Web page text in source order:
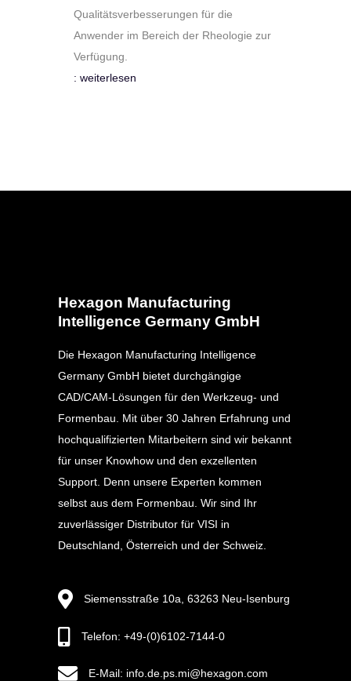
Qualitätsverbesserungen für die
Anwender im Bereich der Rheologie zur
Verfügung.
: weiterlesen
Hexagon Manufacturing
Intelligence Germany GmbH
Die Hexagon Manufacturing Intelligence
Germany GmbH bietet durchgängige
CAD/CAM-Lösungen für den Werkzeug- und
Formenbau. Mit über 30 Jahren Erfahrung und
hochqualifizierten Mitarbeitern sind wir bekannt
für unser Knowhow und den exzellenten
Support. Denn unsere Experten kommen
selbst aus dem Formenbau. Wir sind Ihr
zuverlässiger Distributor für VISI in
Deutschland, Österreich und der Schweiz.
Siemensstraße 10a, 63263 Neu-Isenburg
Telefon: +49-(0)6102-7144-0
E-Mail: info.de.ps.mi@hexagon.com